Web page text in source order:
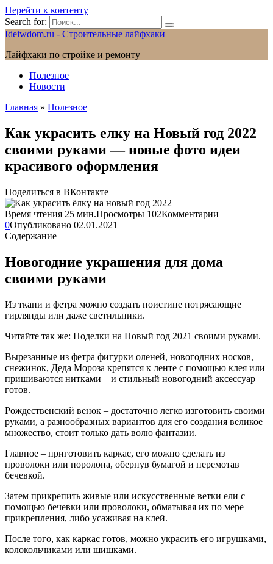
Перейти к контенту
Search for:
Ideiwdom.ru - Строительные лайфхаки
Лайфхаки по стройке и ремонту
Полезное
Новости
Главная » Полезное
Как украсить елку на Новый год 2022
своими руками — новые фото идеи
красивого оформления
Поделиться в ВКонтакте
Время чтения 25 мин.Просмотры 102Комментарии
0Опубликовано 02.01.2021
Содержание
Новогодние украшения для дома
своими руками
Из ткани и фетра можно создать поистине потрясающие
гирлянды или даже светильники.
Читайте так же: Поделки на Новый год 2021 своими руками.
Вырезанные из фетра фигурки оленей, новогодних носков,
снежинок, Деда Мороза крепятся к ленте с помощью клея или
пришиваются нитками – и стильный новогодний аксессуар
готов.
Рождественский венок – достаточно легко изготовить своими
руками, а разнообразных вариантов для его создания великое
множество, стоит только дать волю фантазии.
Главное – приготовить каркас, его можно сделать из
проволоки или поролона, обернув бумагой и перемотав
бечевкой.
Затем прикрепить живые или искусственные ветки ели с
помощью бечевки или проволоки, обматывая их по мере
прикрепления, либо усаживая на клей.
После того, как каркас готов, можно украсить его игрушками,
колокольчиками или шишками.